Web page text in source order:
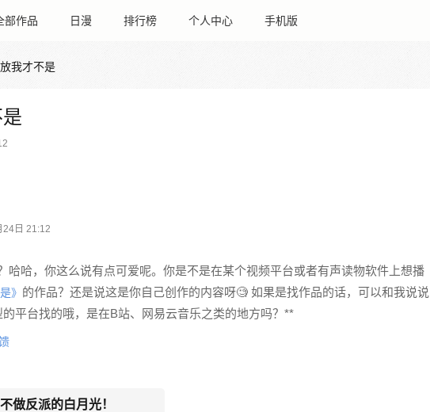
部作品 日漫 排行榜 个人中心 手机版
我才不是
日 21:12
哈哈，你这么说有点可爱呢。你是不是在某个视频平台或者有声读物软件上想播
》 的作品？还是说这是你自己创作的内容呀🧐 如果是找作品的话，可以和我说说
平台找的哦，是在B站、网易云音乐之类的地方吗？**
做反派的白月光！